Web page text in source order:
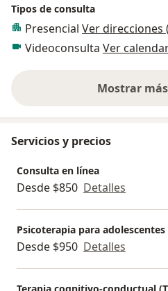
Tipos de consulta
Presencial Ver direcciones
Videoconsulta Ver
Mostrar
Servicios y precios
Consulta en línea
Desde $850 Detalles
Psicoterapia para adolescentes
Desde $950 Detalles